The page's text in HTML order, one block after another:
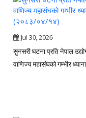
Jul 30, 2026
सुनसरी घटना प्रति नेपाल
वाणिज्य महासंघको गम्भीर